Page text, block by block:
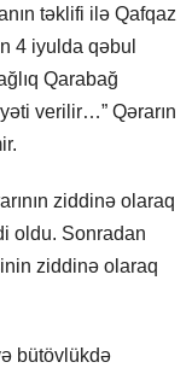
təklifi ilə Qafqaz
4 iyulda qəbul
Qarabağ
verilir…” Qərarın
ziddinə olaraq
oldu. Sonradan
ziddinə olaraq
bütövlükdə